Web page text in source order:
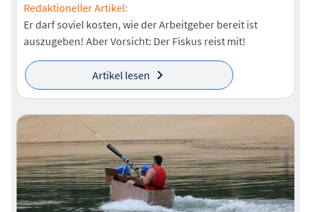
Redaktioneller Artikel:
Er darf soviel kosten, wie der Arbeitgeber bereit ist
auszugeben! Aber Vorsicht: Der Fiskus reist mit!
Artikel lesen